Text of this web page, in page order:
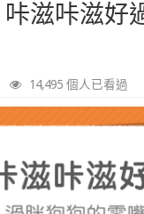
咔滋咔滋
14,495 個人已看過